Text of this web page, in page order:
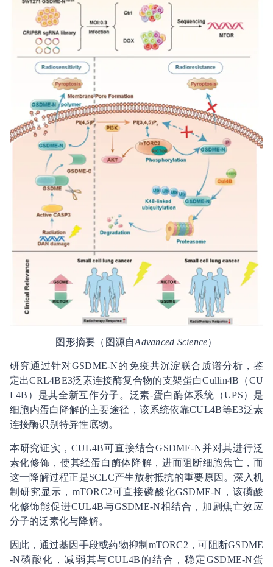
图形摘要（图源自Advanced Science）
研究通过针对GSDME-N的免疫共沉淀联合质谱分析，鉴
定出CRL4BE3泛素连接酶复合物的支架蛋白Cullin4B（CU
L4B）是其全新互作分子。泛素-蛋白酶体系统（UPS）是
细胞内蛋白降解的主要途径，该系统依靠CUL4B等E3泛素
连接酶识别特异性底物。
本研究证实，CUL4B可直接结合GSDME-N并对其进行泛
素化修饰，使其经蛋白酶体降解，进而阻断细胞焦亡，而
这一降解过程正是SCLC产生放射抵抗的重要原因。深入机
制研究显示，mTORC2可直接磷酸化GSDME-N，该磷酸
化修饰能促进CUL4B与GSDME-N相结合，加剧焦亡效应
分子的泛素化与降解。
因此，通过基因手段或药物抑制mTORC2，可阻断GSDME
-N磷酸化，减弱其与CUL4B的结合，稳定GSDME-N蛋